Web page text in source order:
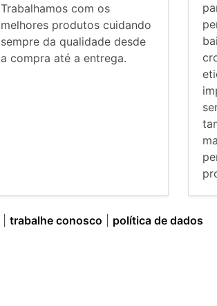
Trabalhamos com os
melhores produtos cuidando
sempre da qualidade desde
a compra até a entrega.
trabalhe conosco política de dados